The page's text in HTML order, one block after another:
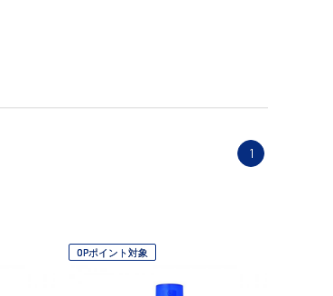
1
OPポイント対象